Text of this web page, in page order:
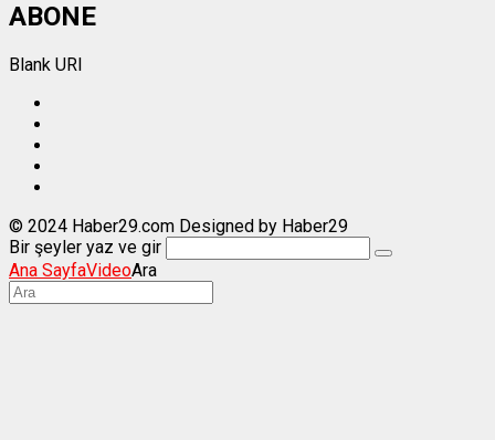
ABONE
Blank URI
© 2024 Haber29.com Designed by Haber29
Bir şeyler yaz ve gir
Ana SayfaVideoAra